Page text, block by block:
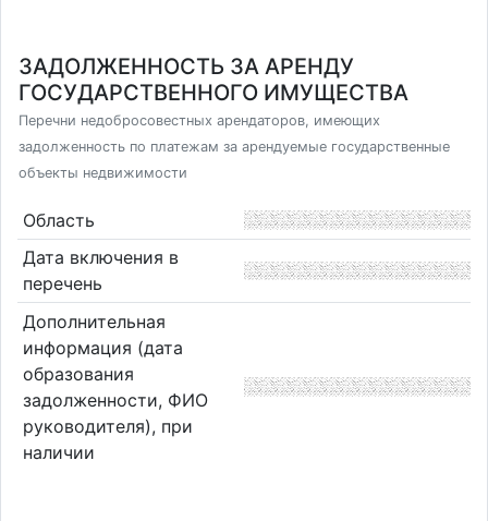
ЗАДОЛЖЕННОСТЬ ЗА АРЕНДУ
ГОСУДАРСТВЕННОГО ИМУЩЕСТВА
Перечни недобросовестных арендаторов, имеющих
задолженность по платежам за арендуемые государственные
объекты недвижимости
Область
Дата включения в
перечень
Дополнительная
информация (дата
образования
задолженности, ФИО
руководителя), при
наличии